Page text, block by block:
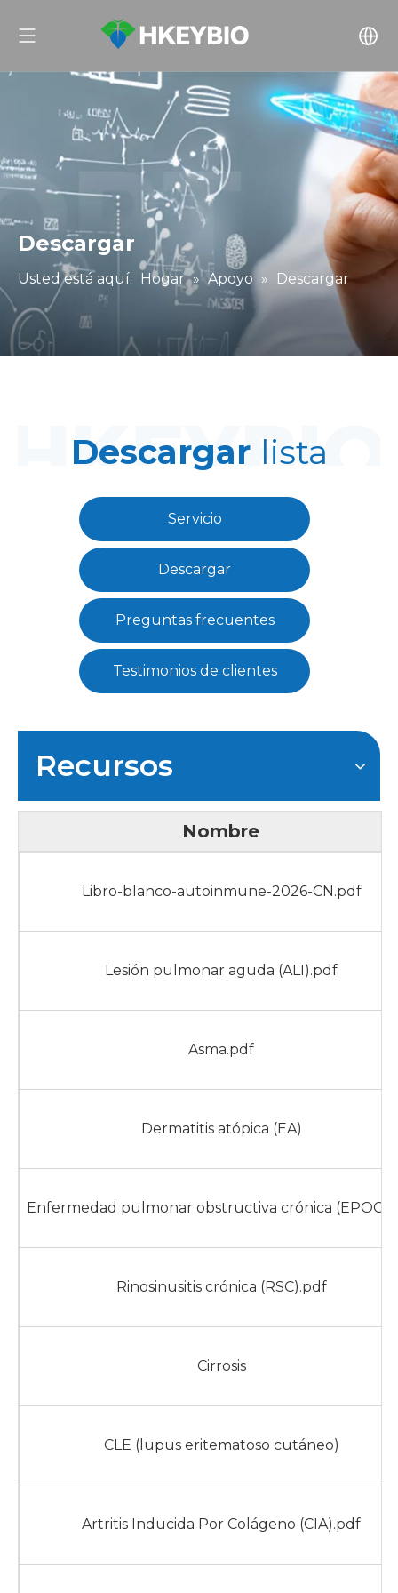
Descargar
Usted está aquí: Hogar » Apoyo » Descargar
Descargar lista
Servicio
Descargar
Preguntas frecuentes
Testimonios de clientes
Recursos
Nombre
Libro-blanco-autoinmune-2026-CN.pdf
Lesión pulmonar aguda (ALI).pdf
Asma.pdf
Dermatitis atópica (EA)
Enfermedad pulmonar obstructiva crónica
Rinosinusitis crónica (RSC).pdf
Cirrosis
CLE (lupus eritematoso cutáneo)
Artritis Inducida Por Colágeno (CIA).pdf